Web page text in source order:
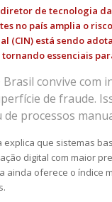
de tecnologia
no país amplia o
(CIN) está sendo
tornando essenciais
Brasil convive com
de fraude.
de processos
explica que sistemas
digital com maior
ainda oferece o índice